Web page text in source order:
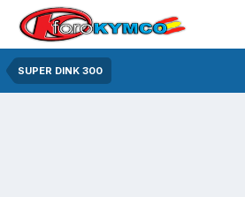
SUPER DINK 300